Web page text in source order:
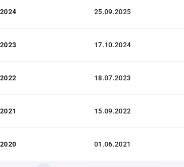
25.09.2025
17.10.2024
18.07.2023
15.09.2022
01.06.2021